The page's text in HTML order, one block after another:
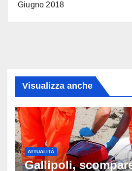
Giugno 2018
Visualizza anche
ATTUALITÀ
Gallipoli,